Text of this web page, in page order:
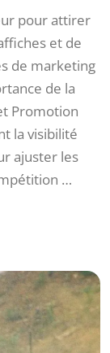
pour attirer
et de
de marketing
de la
Promotion
la visibilité
ajuster les
…